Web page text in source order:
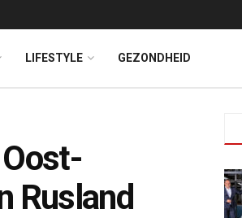
LIFESTYLE GEZONDHEID
Rusland